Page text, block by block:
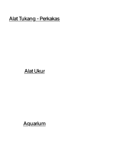
Alat Tukang - Perkakas
Alat Ukur
Aquarium